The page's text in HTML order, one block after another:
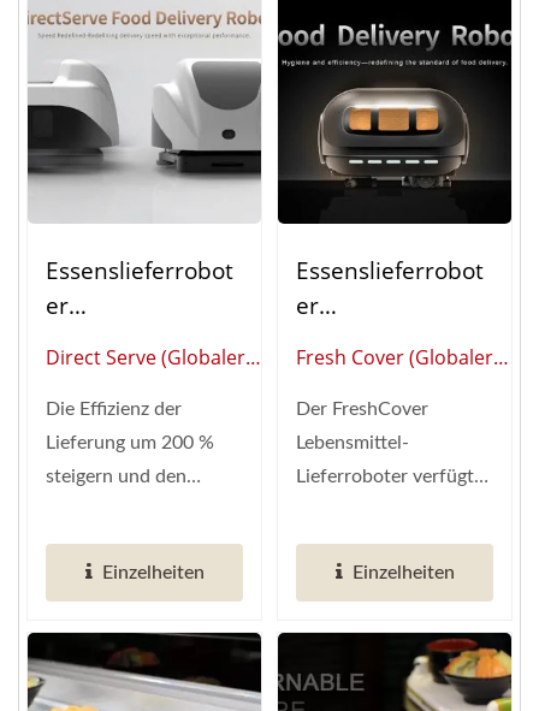
Essenslieferrobot
Er
(Hochgeschwindig
Direct Serve (Globaler
Die Effizienz der
Lieferung um 200 %
steigern und den
halbieren, erkennt das
KI-System...Einzelheiten
Essenslieferrobot
Er
(Hochgeschwindig
Fresh Cover (Globaler
Der FreshCover
Lebensmittel-
Lieferroboter verfügt
"vollautomatische
Schutzhülle",...
Einzelheiten